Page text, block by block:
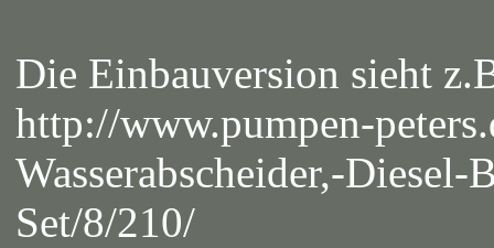
Die Einbauversion sieht
http://www.pumpen-
Wasserabscheider,-
Set/8/210/